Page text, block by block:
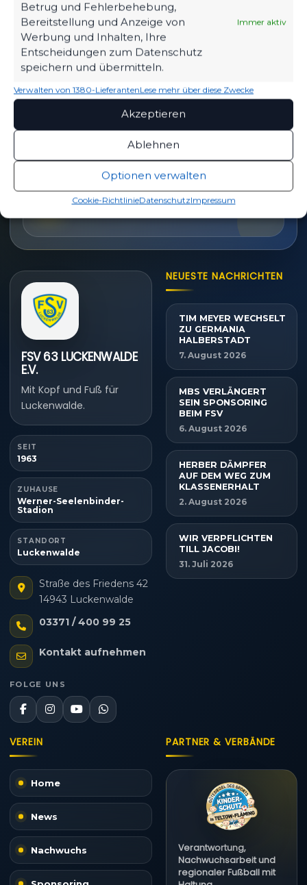
Betrug und Fehlerbehebung,
Bereitstellung und Anzeige von
Werbung und Inhalten, Ihre
Entscheidungen zum Datenschutz
speichern und übermitteln.
Immer aktiv
Verwalten von 1380-LieferantenLese mehr über diese Zwecke
Akzeptieren
Ablehnen
Optionen verwalten
Cookie-RichtlinieDatenschutzImpressum
TICKETS
Eintrittspreise & Spieltag
SPIELPLAN
Nächste Partien ansehen
PARTNER WERDEN
Sponsoring & Netzwerk
FSV 63 LUCKENWALDE
E.V.
Mit Kopf und Fuß für
Luckenwalde.
SEIT
1963
ZUHAUSE
Werner-Seelenbinder-
Stadion
STANDORT
Luckenwalde
Straße des Friedens 42
14943 Luckenwalde
03371 / 400 99 25
Kontakt aufnehmen
FOLGE UNS
NEUESTE NACHRICHTEN
TIM MEYER WECHSELT
ZU GERMANIA
HALBERSTADT
7. August 2026
MBS VERLÄNGERT
SEIN SPONSORING
BEIM FSV
6. August 2026
HERBER DÄMPFER
AUF DEM WEG ZUM
KLASSENERHALT
2. August 2026
WIR VERPFLICHTEN
TILL JACOBI!
31. Juli 2026
VEREIN
Home
News
Nachwuchs
PARTNER & VERBÄNDE
Verantwortung,
Nachwuchsarbeit und
regionaler Fußball mit